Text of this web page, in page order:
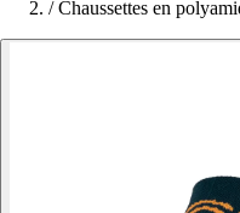
/ Chaussettes en